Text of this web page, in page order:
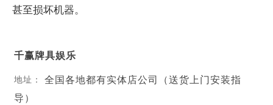
甚至损坏机器。
千赢牌具娱乐
地址：
全国各地都有实体店公司（送货上门安装指
导）